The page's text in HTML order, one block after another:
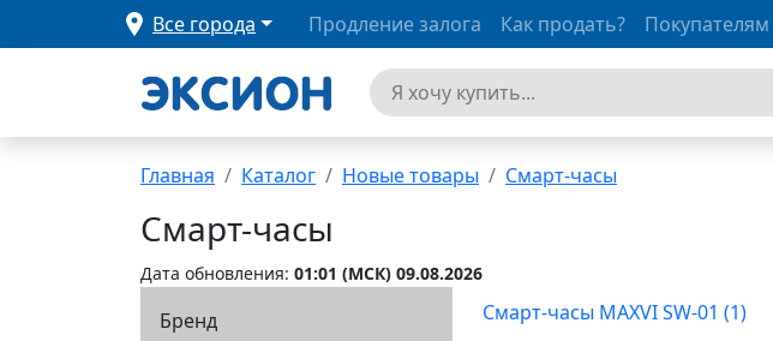
Все города Продление залога Как продать? Покупателям
Главная Каталог Новые товары Смарт-часы
Смарт-часы
Дата обновления: 01:01 (MCК) 09.08.2026
Бренд Смарт-часы MAXVI SW-01 (1)